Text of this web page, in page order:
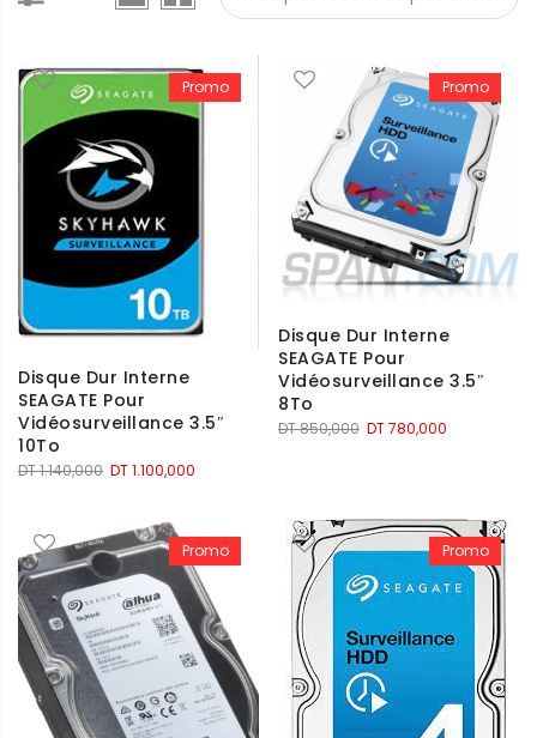
Promo
Disque Dur Interne
SEAGATE Pour
Vidéosurveillance 3.5″
10To
DT1.140,000 Le
était :
DT 1.140,000.
DT1.100,000
est :
DT 1.100,000.
Promo
Disque Dur Interne
SEAGATE Pour
Vidéosurveillance 3.5″
8To
DT850,000 Le
DT 850,000.
DT780,000
DT 780,000.
Promo
Promo